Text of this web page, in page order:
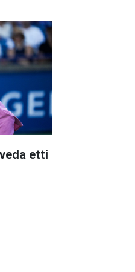
etti